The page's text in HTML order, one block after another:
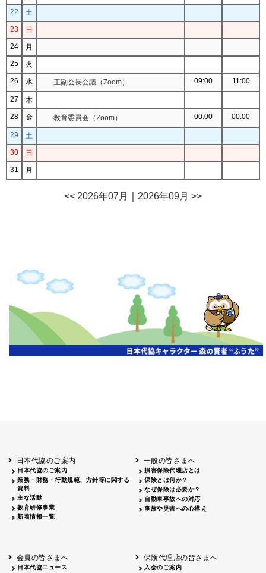
22
土
23
日
24
月
25
火
26
水 正副会長会議（Zoom） 09:00 11:00
27
木
28
金 教育委員会（Zoom） 00:00 00:00
29
土
30
日
31
月
<< 2026年07月 2026年09月 >>
日本代協のご案内
日本代協のご案内
業務・財務・行動規範、方針等に関する
資料
主な活動
教育研修事業
新着情報一覧
一般の皆さまへ
損害保険代理店とは
保険とは何か？
なぜ保険は必要か？
自動車事故への対応
事故や災害への心構え
会員の皆さまへ
日本代協ニュース
保険代理店の皆さまへ
入会のご案内